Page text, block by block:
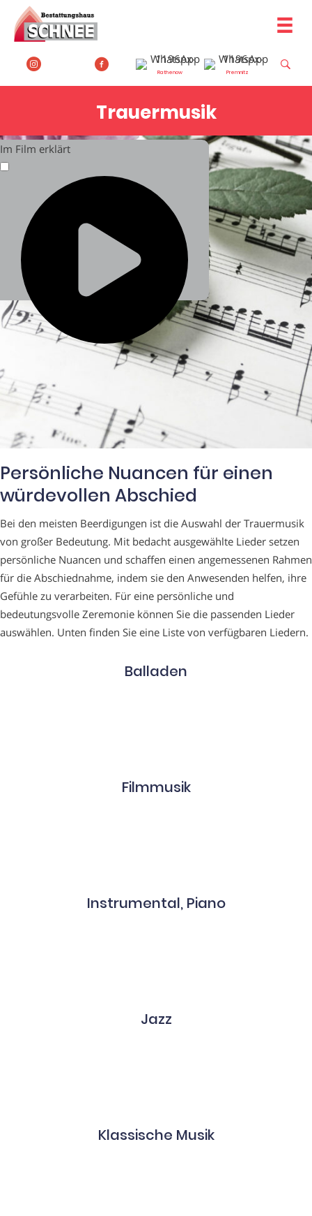
Im Film erklärt
Inhalt
springen
Rathenow Premnitz
Trauermusik
Persönliche Nuancen für einen
würdevollen Abschied
Bei den meisten Beerdigungen ist die Auswahl der Trauermusik
von großer Bedeutung. Mit bedacht ausgewählte Lieder setzen
persönliche Nuancen und schaffen einen angemessenen Rahmen
für die Abschiednahme, indem sie den Anwesenden helfen, ihre
Gefühle zu verarbeiten. Für eine persönliche und
bedeutungsvolle Zeremonie können Sie die passenden Lieder
auswählen. Unten finden Sie eine Liste von verfügbaren Liedern.
Balladen
Filmmusik
Instrumental, Piano
Jazz
Klassische Musik